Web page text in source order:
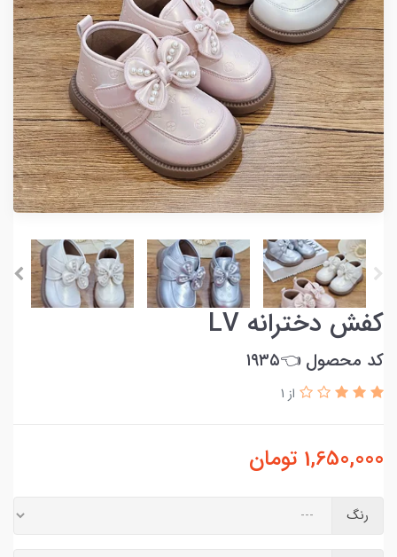
کفش دخترانه LV
کد محصول 👈۱۹۳۵
از 1
1,650,000 تومان
رنگ